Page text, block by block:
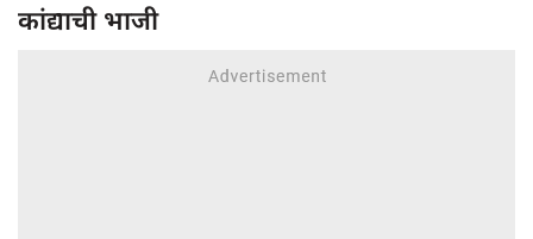
कांद्याची भाजी